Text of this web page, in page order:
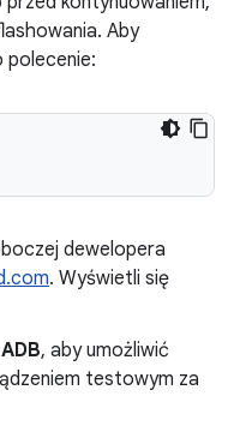
Aby
dewelopera
. Wyświetli się
, aby umożliwić
testowym za